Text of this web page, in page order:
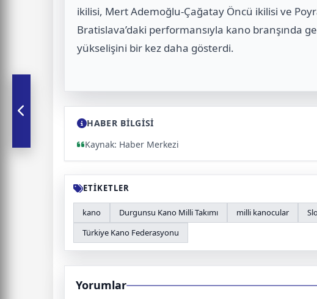
ikilisi, Mert Ademoğlu-Çağatay Öncü ikilisi ve
Bratislava’daki performansıyla kano branşında
yükselişini bir kez daha gösterdi.
HABER BİLGİSİ
Kaynak: Haber Merkezi
ETİKETLER
kano Durgunsu Kano Milli Takımı milli kanocular
Türkiye Kano Federasyonu
Yorumlar